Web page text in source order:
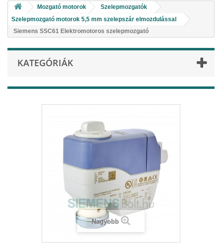
Mozgató motorok
Szelepmozgatók
Szelepmozgató motorok 5,5 mm szelepszár elmozdulással
Siemens SSC61 Elektromotoros szelepmozgató
KATEGÓRIÁK
Nagyobb